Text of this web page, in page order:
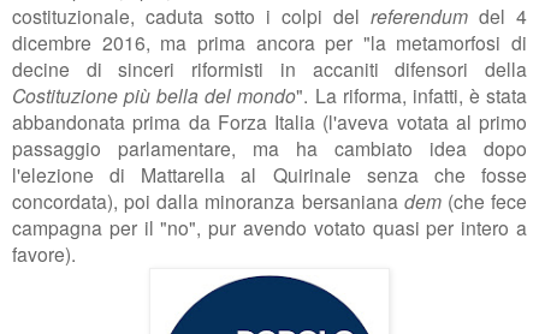
costituzionale, caduta sotto i colpi del referendum del 4
dicembre 2016, ma prima ancora per "la metamorfosi di
decine di sinceri riformisti in accaniti difensori della
Costituzione più bella delmondo". La riforma, infatti, è stata
abbandonata prima da Forza Italia (l'aveva votata al primo
passaggio parlamentare, ma ha cambiato idea dopo
l'elezione di Mattarella al Quirinale senza che fosse
concordata), poi dalla minoranza bersaniana dem(che fece
campagna per il "no", pur avendo votato quasi per intero a
favore).